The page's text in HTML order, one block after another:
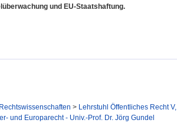
und EU-Staatshaftung.
> Lehrstuhl Öffentliches Recht V,
und Europarecht - Univ.-Prof. Dr. Jörg Gundel